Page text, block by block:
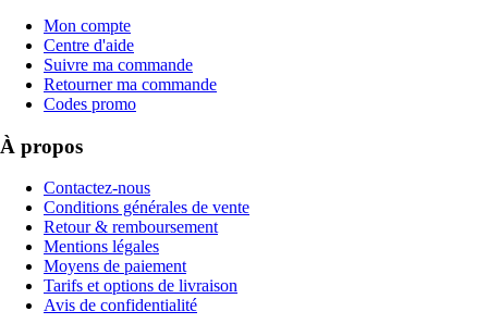
Mon compte
Centre d'aide
Suivre ma commande
Retourner ma commande
Codes promo
À propos
Contactez-nous
Conditions générales de vente
Retour & remboursement
Mentions légales
Moyens de paiement
Tarifs et options de livraison
Avis de confidentialité